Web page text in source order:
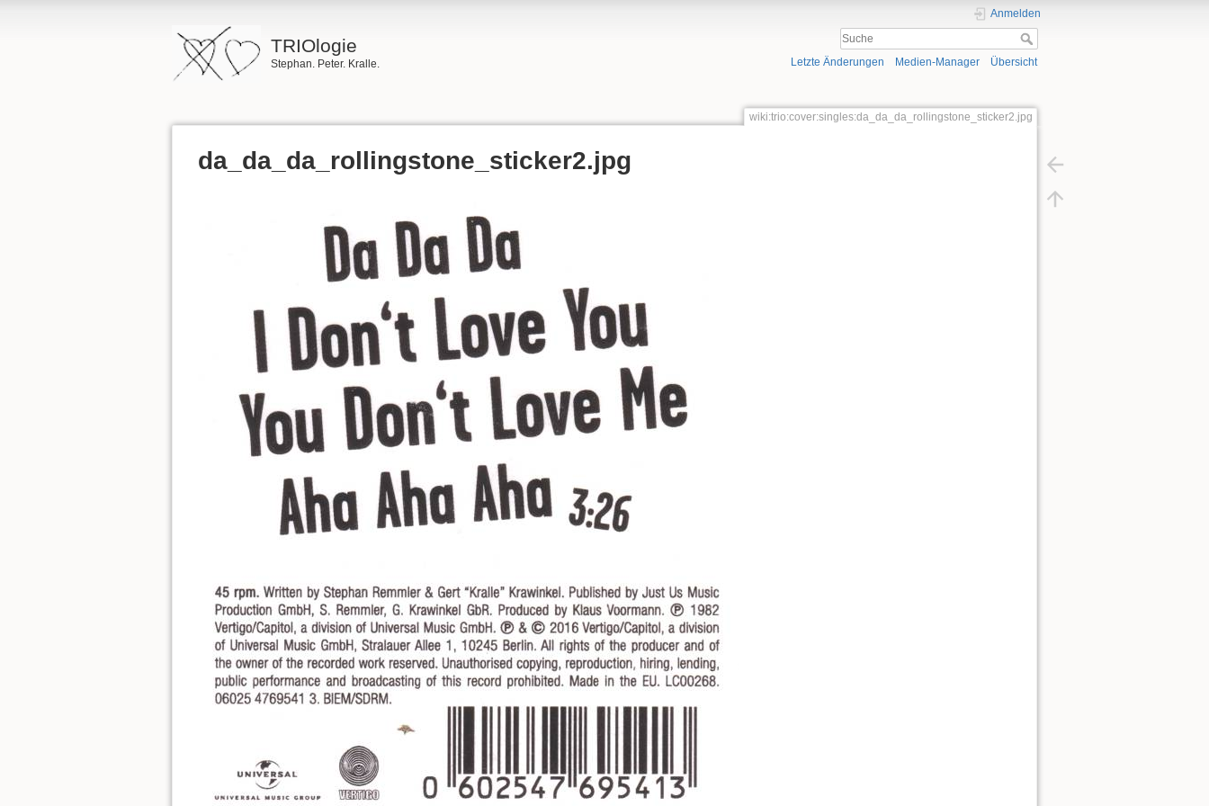
TRIOlogie
Stephan. Peter. Kralle.
Anmelden
Letzte Änderungen Medien-Manager Übersicht
wiki:trio:cover:singles:da_da_da_rollingstone_sticker2.jpg
da_da_da_rollingstone_sticker2.jpg